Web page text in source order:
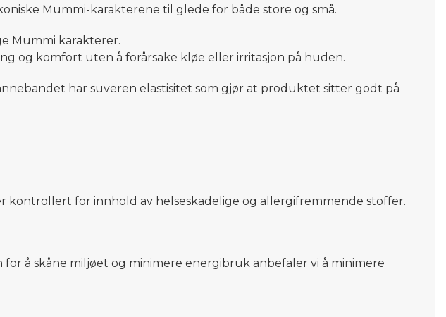
Mummi-karakterene til glede for både store og små.
Mummi karakterer.
og komfort uten å forårsake kløe eller irritasjon på huden.
har suveren elastisitet som gjør at produktet sitter godt på
kontrollert for innhold av helseskadelige og allergifremmende stoffer.
å skåne miljøet og minimere energibruk anbefaler vi å minimere